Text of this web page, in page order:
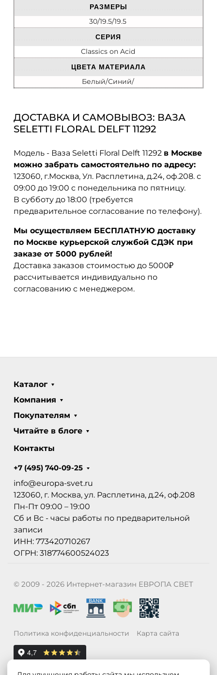
РАЗМЕРЫ
30/19.5/19.5
СЕРИЯ
Classics on Acid
ЦВЕТА МАТЕРИАЛА
Белый/Синий/
ДОСТАВКА И САМОВЫВОЗ: ВАЗА
SELETTI FLORAL DELFT 11292
Модель - Ваза Seletti Floral Delft 11292 в Москве
можно забрать самостоятельно по адресу:
123060, г.Москва, Ул. Расплетина, д.24, оф.208. с
09:00 до 19:00 с понедельника по пятницу.
В субботу до 18:00 (требуется
предварительное согласование по телефону).
Мы осуществляем БЕСПЛАТНУЮ доставку
по Москве курьерской службой СДЭК при
заказе от 5000 рублей!
Доставка заказов стоимостью до 5000₽
рассчитывается индивидуально по
согласованию с менеджером.
Каталог
Компания
Покупателям
Читайте в блоге
Контакты
+7 (495) 740-09-25
info@europa-svet.ru
123060, г. Москва, ул. Расплетина, д.24, оф.208
Пн-Пт 09:00 – 19:00
Сб и Вс - часы работы по предварительной
записи
ИНН: 773420710267
ОГРН: 318774600524023
© 2009 - 2026 Интернет-магазин ЕВРОПА СВЕТ
Политика конфиденциальности Карта сайта